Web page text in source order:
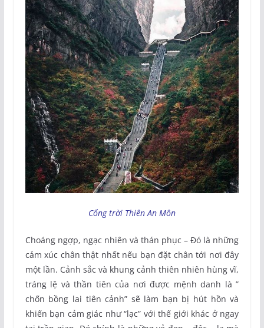
Cổng trời Thiên An Môn
Choáng ngợp, ngạc nhiên và thán phục – Đó là những
cảm xúc chân thật nhất nếu bạn đặt chân tới nơi đây
một lần. Cảnh sắc và khung cảnh thiên nhiên hùng vĩ,
tráng lệ và thần tiên của nơi được mệnh danh là ”
chốn bồng lai tiên cảnh” sẽ làm bạn bị hút hồn và
khiến bạn cảm giác như “lạc” với thế giới khác ở ngay